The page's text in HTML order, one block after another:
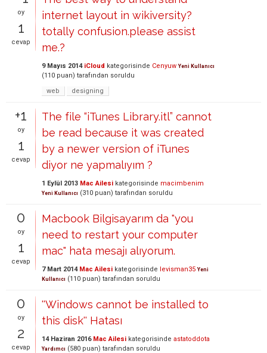
oy
1
cevap
internet layout in wikiversity?
totally confusion.please assist
me.?
9 Mayıs 2014 iCloud kategorisinde Cenyuw Yeni Kullanıcı
(110 puan) tarafından soruldu
web
designing
+1
oy
1
cevap
The file “iTunes Library.itl” cannot
be read because it was created
by a newer version of iTunes
diyor ne yapmalıyım ?
1 Eylül 2013 Mac Ailesi kategorisinde macimbenim
Yeni Kullanıcı (310 puan) tarafından soruldu
0
oy
1
cevap
Macbook Bilgisayarım da "you
need to restart your computer
mac" hata mesajı alıyorum.
7 Mart 2014 Mac Ailesi kategorisinde levisman35 Yeni
Kullanıcı (110 puan) tarafından soruldu
0
oy
2
cevap
''Windows cannot be installed to
this disk'' Hatası
14 Haziran 2016 Mac Ailesi kategorisinde astatoddota
Yardımcı (580 puan) tarafından soruldu